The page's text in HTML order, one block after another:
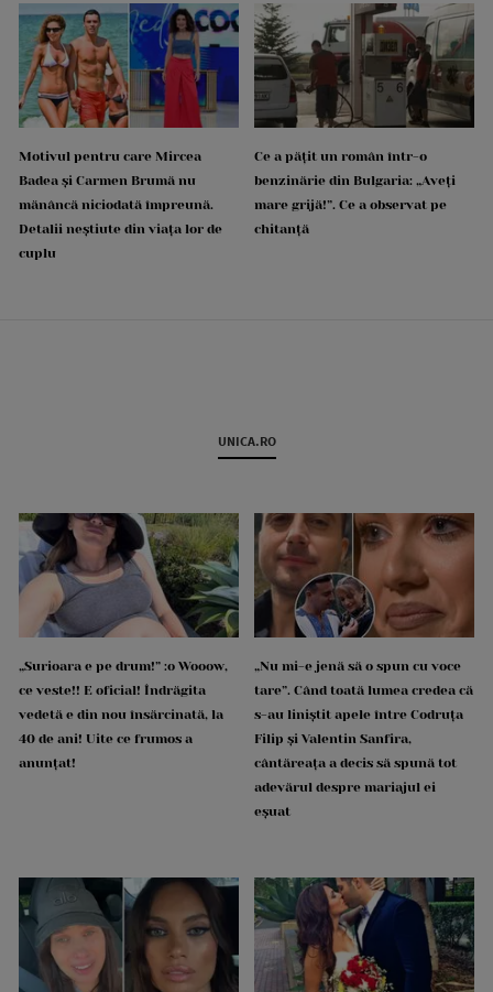
Motivul pentru care Mircea
Badea și Carmen Brumă nu
mănâncă niciodată împreună.
Detalii neștiute din viața lor de
cuplu
Ce a pățit un român într-o
benzinărie din Bulgaria: „Aveți
mare grijă!”. Ce a observat pe
chitanță
UNICA.RO
„Surioara e pe drum!” :o Wooow,
ce veste!! E oficial! Îndrăgita
vedetă e din nou însărcinată, la
40 de ani! Uite ce frumos a
anunțat!
„Nu mi-e jenă să o spun cu voce
tare”. Când toată lumea credea că
s-au liniștit apele între Codruța
Filip și Valentin Sanfira,
cântăreața a decis să spună tot
adevărul despre mariajul ei
eșuat